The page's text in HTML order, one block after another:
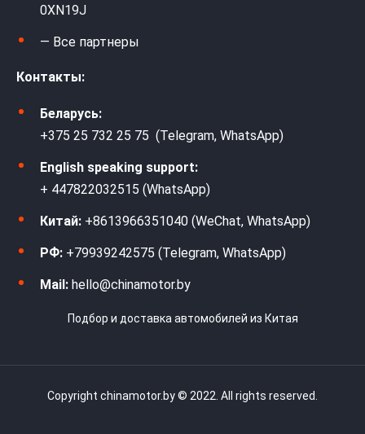
0XN19J
— Все партнеры
Контакты:
Беларусь:
+375 25 732 25 75 (Telegram, WhatsApp)
English speaking support:
+ 447822032515 (WhatsApp)
Китай: +8613966351040 (WeChat, WhatsApp)
РФ: +79939242575 (Telegram, WhatsApp)
Mail: hello@chinamotor.by
Подбор и доставка автомобилей из Китая
Copyright chinamotor.by © 2022. All rights reserved.